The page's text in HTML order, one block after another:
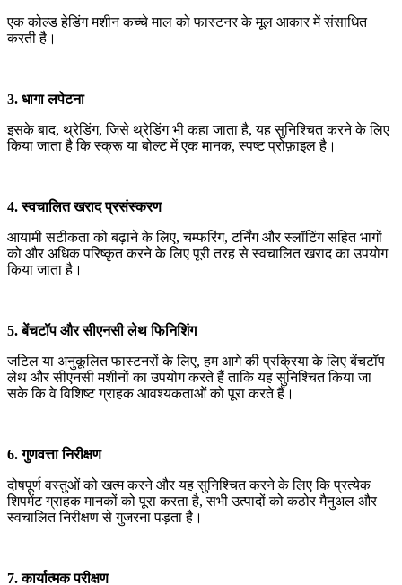
एक कोल्ड हेडिंग मशीन कच्चे माल को फास्टनर के मूल आकार में संसाधित
करती है।
3. धागा लपेटना
इसके बाद, थ्रेडिंग, जिसे थ्रेडिंग भी कहा जाता है, यह सुनिश्चित करने के लिए
किया जाता है कि स्क्रू या बोल्ट में एक मानक, स्पष्ट प्रोफ़ाइल है।
4. स्वचालित खराद प्रसंस्करण
आयामी सटीकता को बढ़ाने के लिए, चम्फरिंग, टर्निंग और स्लॉटिंग सहित भागों
को और अधिक परिष्कृत करने के लिए पूरी तरह से स्वचालित खराद का उपयोग
किया जाता है।
5. बेंचटॉप और सीएनसी लेथ फिनिशिंग
जटिल या अनुकूलित फास्टनरों के लिए, हम आगे की प्रक्रिया के लिए बेंचटॉप
लेथ और सीएनसी मशीनों का उपयोग करते हैं ताकि यह सुनिश्चित किया जा
सके कि वे विशिष्ट ग्राहक आवश्यकताओं को पूरा करते हैं।
6. गुणवत्ता निरीक्षण
दोषपूर्ण वस्तुओं को खत्म करने और यह सुनिश्चित करने के लिए कि प्रत्येक
शिपमेंट ग्राहक मानकों को पूरा करता है, सभी उत्पादों को कठोर मैनुअल और
स्वचालित निरीक्षण से गुजरना पड़ता है।
7. कार्यात्मक परीक्षण